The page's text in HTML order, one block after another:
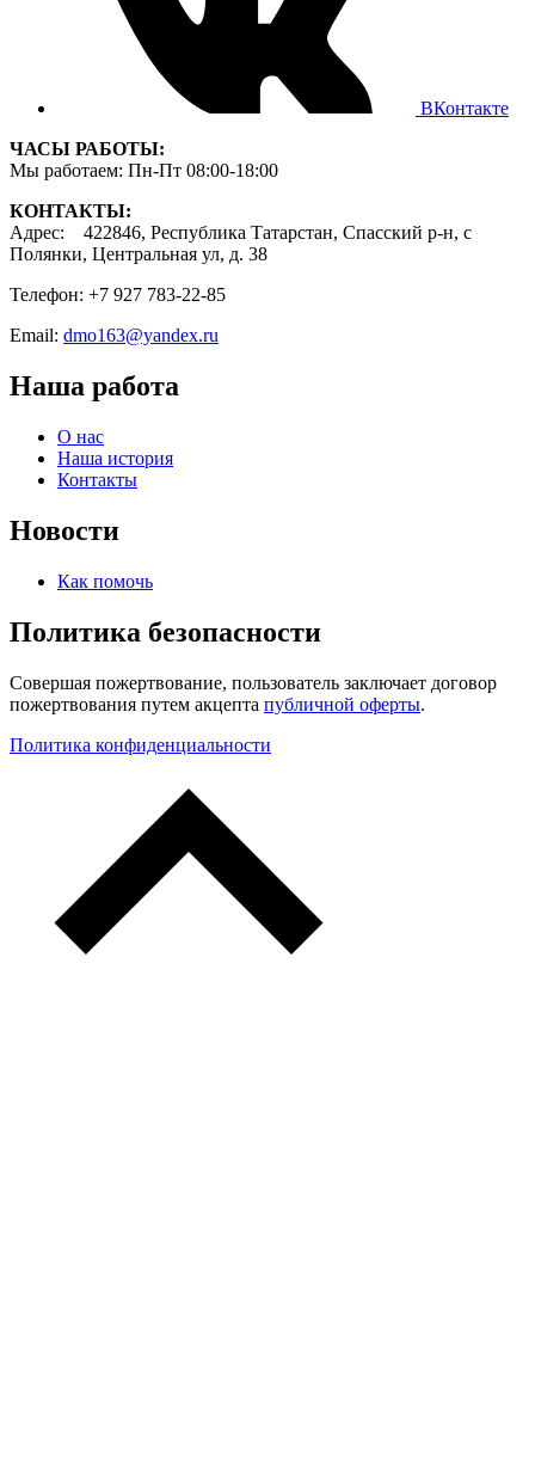
ВКонтакте
ЧАСЫ РАБОТЫ:
Мы работаем: Пн-Пт 08:00-18:00
КОНТАКТЫ:
Адрес: 422846, Республика Татарстан, Спасский р-н, с
Полянки, Центральная ул, д. 38
Телефон: +7 927 783-22-85
Email: dmo163@yandex.ru
Наша работа
О нас
Наша история
Контакты
Новости
Как помочь
Политика безопасности
Совершая пожертвование, пользователь заключает договор
пожертвования путем акцепта публичной оферты.
Политика конфиденциальности